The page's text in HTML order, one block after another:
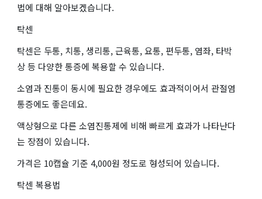
법에 대해 알아보겠습니다.
탁센
탁센은 두통, 치통, 생리통, 근육통, 요통, 편두통, 염좌, 타박
상 등 다양한 통증에 복용할 수 있습니다.
소염과 진통이 동시에 필요한 경우에도 효과적이어서 관절염
통증에도 좋은데요.
액상형으로 다른 소염진통제에 비해 빠르게 효과가 나타난다
는 장점이 있습니다.
가격은 10캡슐 기준 4,000원 정도로 형성되어 있습니다.
탁센 복용법